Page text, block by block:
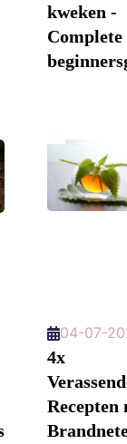
kweken -
Complete
04-07-
4x
Recepten